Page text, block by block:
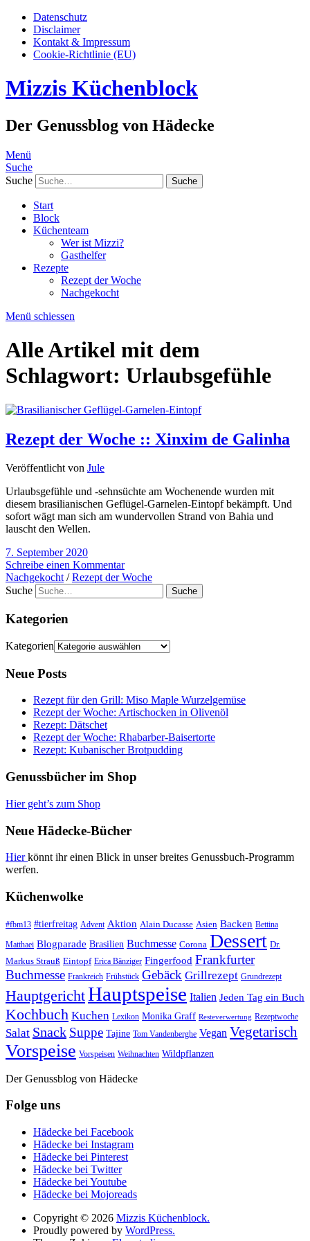
Datenschutz
Disclaimer
Kontakt & Impressum
Cookie-Richtlinie (EU)
Mizzis Küchenblock
Der Genussblog von Hädecke
Menü
Suche
Suche
Start
Block
Küchenteam
Wer ist Mizzi?
Gasthelfer
Rezepte
Rezept der Woche
Nachgekocht
Menü schiessen
Alle Artikel mit dem
Schlagwort: Urlaubsgefühle
Rezept der Woche :: Xinxim de Galinha
Veröffentlicht von Jule
Urlaubsgefühle und -sehnsüchte am Wochenende wurden mit
diesem brasilianischen Geflügel-Garnelen-Eintopf bekämpft. Und
sofort wägt man sich am wundervollen Strand von Bahia und
lauscht den Wellen.
7. September 2020
Schreibe einen Kommentar
Nachgekocht/Rezept der Woche
Suche
Kategorien
Kategorien
Neue Posts
Rezept für den Grill: Miso Maple Wurzelgemüse
Rezept der Woche: Artischocken in Olivenöl
Rezept: Dätschet
Rezept der Woche: Rhabarber-Baisertorte
Rezept: Kubanischer Brotpudding
Genussbücher im Shop
Hier geht’s zum Shop
Neue Hädecke-Bücher
Hierkönnt ihr einen Blick in unser breites Genussbuch-Programm
werfen.
Küchenwolke
#fbm13 #tierfreitag Advent Aktion Alain Ducasse Asien Backen Bettina
Matthaei Blogparade Brasilien Buchmesse Corona Dessert Dr.
Markus Strauß Eintopf Erica Bänziger Fingerfood Frankfurter
Buchmesse Frankreich Frühstück Gebäck Grillrezept Grundrezept
HauptgerichtHauptspeise Italien Jeden Tag ein Buch
Kochbuch Kuchen Lexikon Monika Graff Resteverwertung Rezeptwoche
Salat Snack Suppe Tajine Tom Vandenberghe Vegan Vegetarisch
Vorspeise Vorspeisen Weihnachten Wildpflanzen
Der Genussblog von Hädecke
Folge uns
Hädecke bei Facebook
Hädecke bei Instagram
Hädecke bei Pinterest
Hädecke bei Twitter
Hädecke bei Youtube
Hädecke bei Mojoreads
Copyright © 2026 Mizzis Küchenblock.
Proudly powered by WordPress.